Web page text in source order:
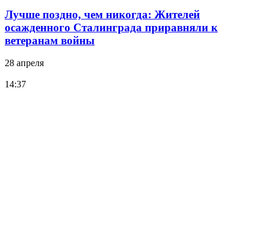
Лучше поздно, чем никогда: Жителей
осажденного Сталинграда приравняли к
ветеранам войны
28 апреля
14:37